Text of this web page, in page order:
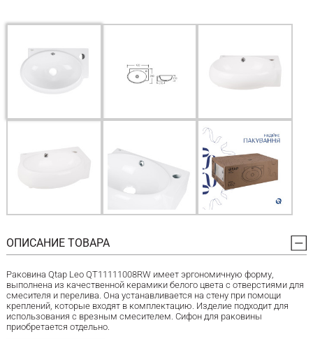
ОПИСАНИЕ ТОВАРА
Раковина Qtap Leo QT11111008RW имеет эргономичную форму,
выполнена из качественной керамики белого цвета с отверстиями для
смесителя и перелива. Она устанавливается на стену при помощи
креплений, которые входят в комплектацию. Изделие подходит для
использования с врезным смесителем. Сифон для раковины
приобретается отдельно.